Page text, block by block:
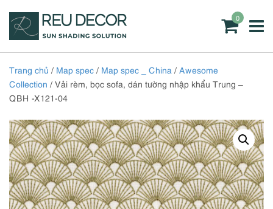
0
Trang chủ / Map spec / Map spec _ China / Awesome
Collection / Vải rèm, bọc sofa, dán tường nhập khẩu Trung –
QBH -X121-04